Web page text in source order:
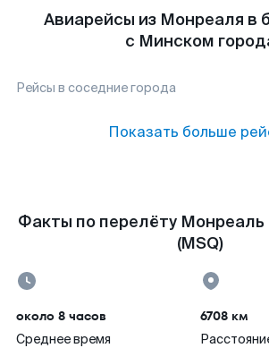
Авиарейсы из Монреаля в
с Минском
Рейсы в соседние города
Показать больше
Факты по перелёту Монреаль
(MSQ)
около 8 часов
Среднее время
6708 км